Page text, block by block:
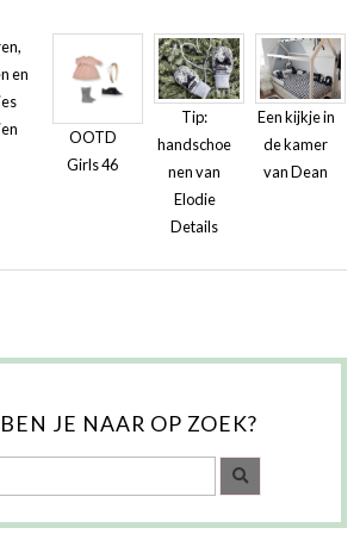
en
OOTD
Girls 46
Tip:
handschoe
nen van
Elodie
Details
Een kijkje in
de kamer
van Dean
JE NAAR OP ZOEK?